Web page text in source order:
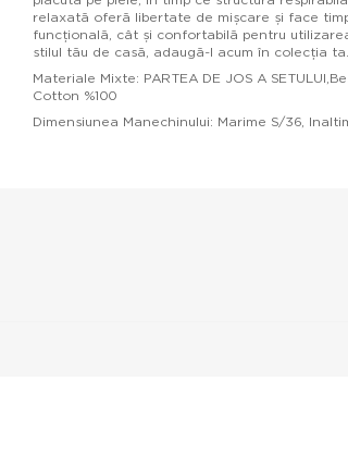
relaxată oferă libertate de mișcare și face
funcțională, cât și confortabilă pentru
stilul tău de casă, adaugă-l acum în colecția ta.
Materiale Mixte: PARTEA DE JOS A
Cotton %100
Dimensiunea Manechinului: Marime S/36,